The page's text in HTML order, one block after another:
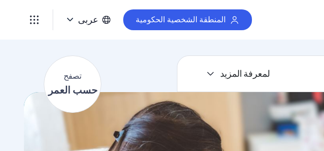
المنطقة الشخصية الحكومية عربى
لمعرفة المزيد تصفح
حسب العمر
ص
ف
م